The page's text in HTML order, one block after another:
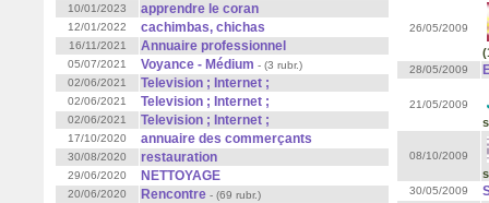
10/01/2023 apprendre le coran
12/01/2022 cachimbas, chichas
16/11/2021 Annuaire professionnel
05/07/2021 Voyance - Médium - (3 rubr.)
02/06/2021
Television ; Internet ;
02/06/2021 Television ; Internet ;
02/06/2021 Television ; Internet ;
17/10/2020 annuaire des commerçants
30/08/2020 restauration
29/06/2020 NETTOYAGE
20/06/2020 Rencontre - (69 rubr.)
26/05/2009
28/05/2009
21/05/2009
08/10/2009
30/05/2009